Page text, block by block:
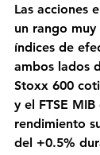
Las acciones
un rango
índices de
ambos lados
Stoxx 600
y el FTSE
rendimiento
del +0.5%